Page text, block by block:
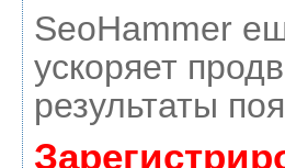
SeoHammer
ускоряет
результаты